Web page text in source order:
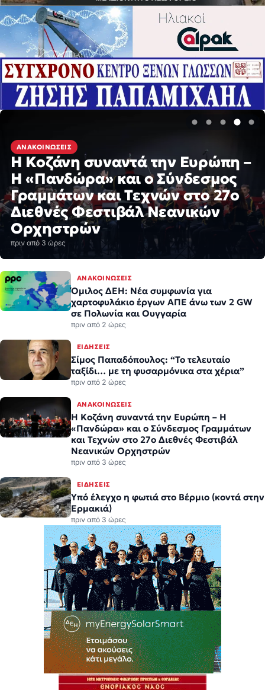
ΑΝΑΚΟΙΝΏΣΕΙΣ
Η Κοζάνη συναντά την Ευρώπη –
Η «Πανδώρα» και ο Σύνδεσμος
Γραμμάτων και Τεχνών στο 27ο
Διεθνές Φεστιβάλ Νεανικών
Ορχηστρών
πριν από 3 ώρες
ΕΙΔΉΣΕΙΣ
Υπό έλεγχο η φωτιά στο Βέρμιο
(κοντά στην Ερμακιά)
πριν από 3 ώρες
ΑΝΑΚΟΙΝΏΣΕΙΣ
Όμιλος ΔΕΗ: Νέα συμφωνία για
χαρτοφυλάκιο έργων ΑΠΕ άνω των 2 GW
σε Πολωνία και Ουγγαρία
πριν από 2 ώρες
ΕΙΔΉΣΕΙΣ
Σίμος Παπαδόπουλος: “Το τελευταίο
ταξίδι… με τη φυσαρμόνικα στα χέρια”
πριν από 2 ώρες
ΑΝΑΚΟΙΝΏΣΕΙΣ
Η Κοζάνη συναντά την Ευρώπη – Η
«Πανδώρα» και ο Σύνδεσμος Γραμμάτων
και Τεχνών στο 27ο Διεθνές Φεστιβάλ
Νεανικών Ορχηστρών
πριν από 3 ώρες
ΕΙΔΉΣΕΙΣ
Υπό έλεγχο η φωτιά στο Βέρμιο (κοντά στην
Ερμακιά)
πριν από 3 ώρες